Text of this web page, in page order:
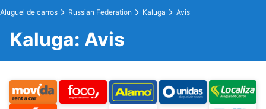
Aluguel de carros Russian Federation Kaluga Avis
Kaluga: Avis